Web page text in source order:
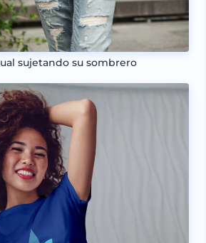
sujetando su sombrero